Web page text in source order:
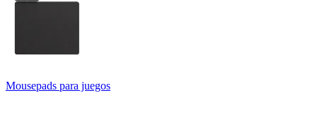
Mousepads para juegos